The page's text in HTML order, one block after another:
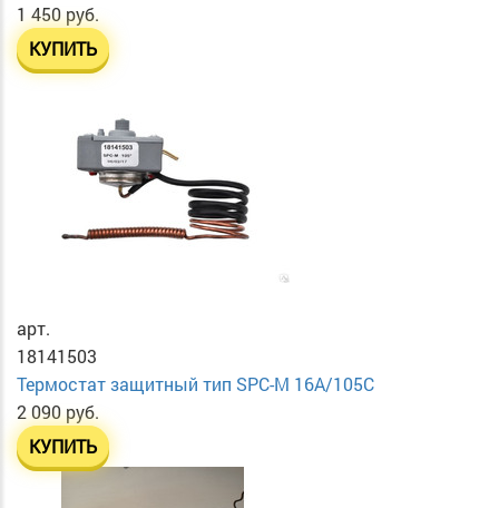
1 450 руб.
КУПИТЬ
арт.
18141503
Термостат защитный тип SPC-M 16A/105C
2 090 руб.
КУПИТЬ